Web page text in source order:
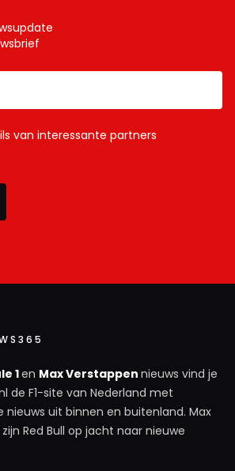
van interessante partners
1en Max Verstappen nieuws vind je
de F1-site van Nederland met
nieuws uit binnen en buitenland. Max
Red Bull op jacht naar nieuwe